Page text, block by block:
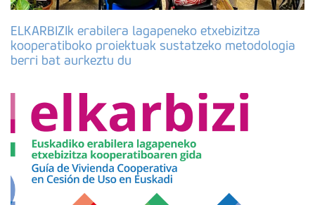
ELKARBIZIk erabilera lagapeneko etxebizitza
kooperatiboko proiektuak sustatzeko metodologia
berri bat aurkeztu du